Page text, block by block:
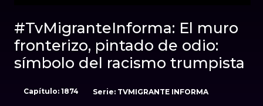
#TvMigranteInforma: El muro
fronterizo, pintado de odio:
símbolo del racismo trumpista
Capítulo: 1874 Serie: TVMIGRANTE INFORMA